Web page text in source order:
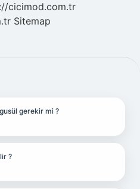
cicimod.com.tr
Sitemap
gerekir mi ?
?